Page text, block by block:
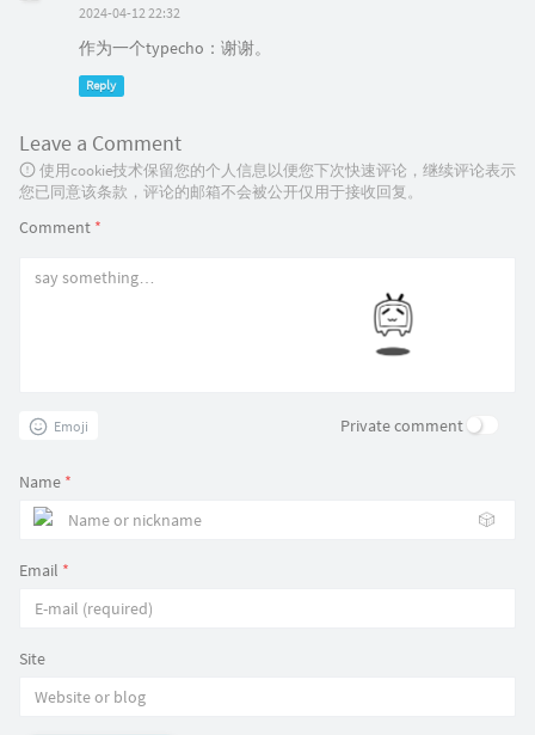
2024-04-12 22:32
作为一个typecho：谢谢。
Reply
Leave a Comment
使用cookie技术保留您的个人信息以便您下次快速评论，继续评论表示
您已同意该条款，评论的邮箱不会被公开仅用于接收回复。
Comment *
Emoji Private comment
Name *
🎲
Email *
Site